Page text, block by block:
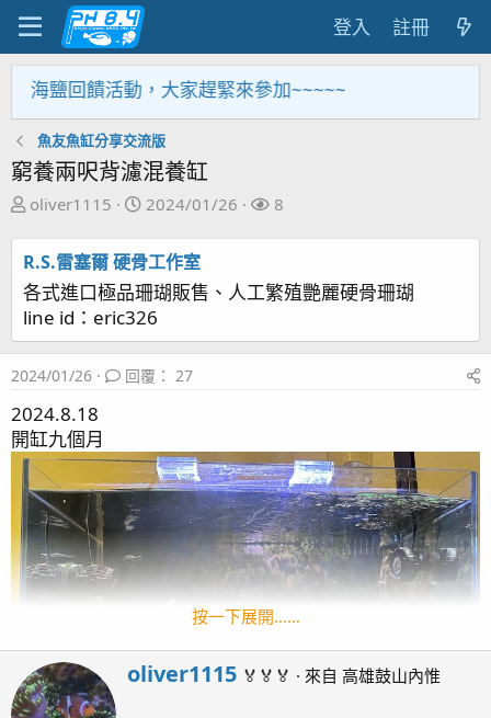
登入 註冊
，大家趕緊來參加~~~~~
魚友魚缸分享交流版
窮養兩呎背濾混養缸
主
起
人
oliver1115
開
日
期
2024/01/26
關
8
R.S.雷塞爾 硬骨工作室
各式進口極品珊瑚販售、人工繁殖艷麗硬骨珊瑚
line id：eric326
2024/01/26 回覆： 27
2024.8.18
開缸九個月
按一下展開……
W
oliver1115 🏅🏅🏅 · 來自 高雄鼓山內惟